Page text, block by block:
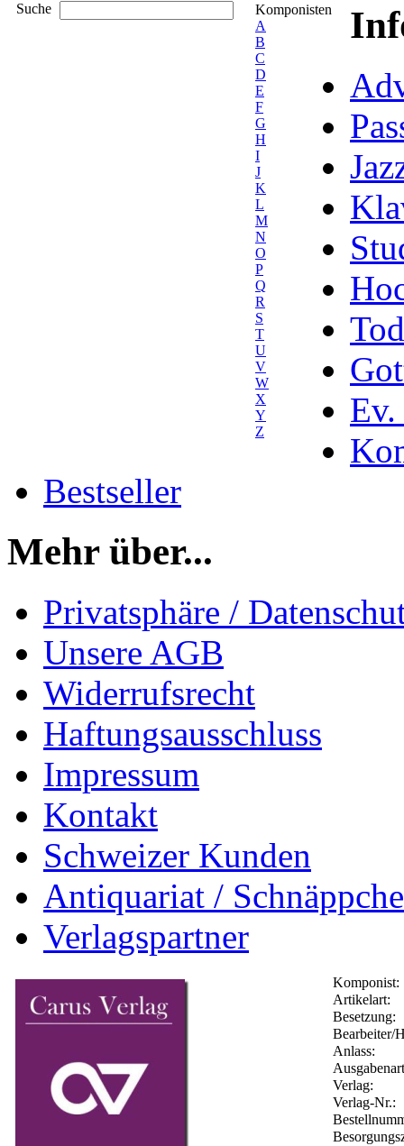
Suche
Komponisten
A
B
C
D
E
F
G
H
I
J
K
L
M
N
O
P
Q
R
S
T
U
V
W
X
Y
Z
Ev.
Bestseller
Mehr über...
Privatsphäre /
Unsere AGB
Widerrufsrecht
Haftungsausschluss
Impressum
Kontakt
Schweizer Kunden
Antiquariat /
Verlagspartner
Komponist:
Artikelart:
Besetzung:
Bearbeiter/
Anlass:
Verlag:
Verlag-Nr.: